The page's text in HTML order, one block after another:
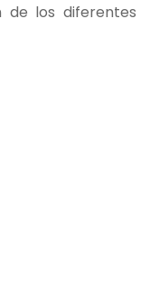
los diferentes